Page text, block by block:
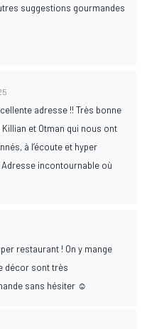
suggestions gourmandes
adresse !! Très bonne
et Otman qui nous ont
à l’écoute et hyper
incontournable où
restaurant ! On y mange
décor sont très
sans hésiter ☺️